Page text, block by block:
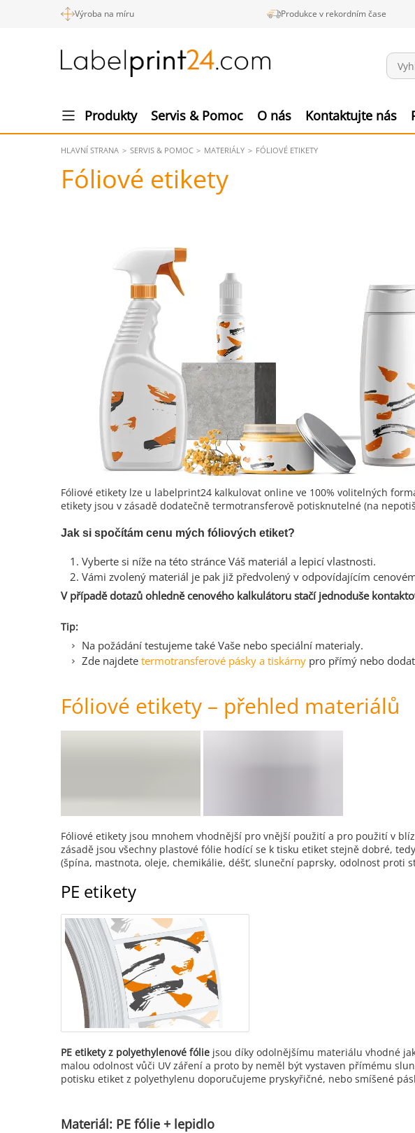
Výroba na míru Produkce v rekordním čase
Produkty Servis & Pomoc O nás Kontaktujte nás
HLAVNÍ STRANA SERVIS & POMOC MATERIÁLY FÓLIOVÉ ETIKETY
Fóliové etikety
Fóliové etikety lze u labelprint24 kalkulovat online ve 100% volitelných
etikety jsou v zásadě dodatečně termotransferově potisknutelné (na
Jak si spočítám cenu mých fóliových etiket?
Vyberte si níže na této stránce Váš materiál a lepicí vlastnosti.
Vámi zvolený materiál je pak již předvolený v odpovídajícím
V případě dotazů ohledně cenového kalkulátoru stačí jednoduše
Tip:
Na požádání testujeme také Vaše nebo speciální materialy.
Zde najdete termotransferové pásky a tiskárny pro přímý nebo
Fóliové etikety – přehled materiálů
Fóliové etikety jsou mnohem vhodnější pro vnější použití a pro použití v
zásadě jsou všechny plastové fólie hodící se k tisku etiket stejně dobré,
(špína, mastnota, oleje, chemikálie, déšť, sluneční paprsky, odolnost proti
PE etikety
PE etikety z polyethylenové fólie jsou díky odolnějšímu materiálu vhodné
malou odolnost vůči UV záření a proto by neměl být vystaven přímému
potisku etiket z polyethylenu doporučujeme pryskyřičné, nebo smíšené
Materiál: PE fólie + lepidlo